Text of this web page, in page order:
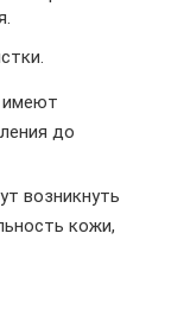
имеют
до
возникнуть
кожи,